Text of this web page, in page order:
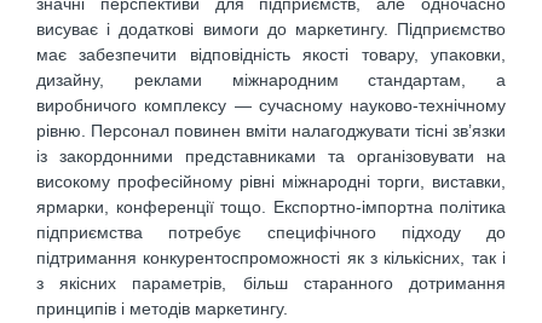
висуває і додаткові вимоги до маркетингу. Підприємство
має забезпечити відповідність якості товару, упаковки,
дизайну, реклами міжнародним стандартам, а
виробничого комплексу — сучасному науково-технічному
рівню. Персонал повинен вміти налагоджувати тісні зв’язки
із закордонними представниками та організовувати на
високому професійному рівні міжнародні торги, виставки,
ярмарки, конференції тощо. Експортно-імпортна політика
підприємства потребує специфічного підходу до
підтримання конкурентоспроможності як з кількісних, так і
з якісних параметрів, більш старанного дотримання
принципів і методів маркетингу.